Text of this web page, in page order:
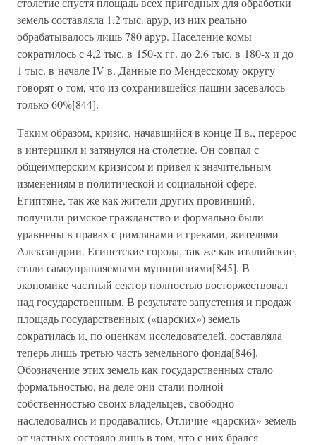
земель составляла 1,2 тыс. арур, из них реально
обрабатывалось лишь 780 арур. Население комы
сократилось с 4,2 тыс. в 150-х гг. до 2,6 тыс. в 180-х и до
1 тыс. в начале IV в. Данные по Мендесскому округу
говорят о том, что из сохранившейся пашни засевалось
только 60%[844].
Таким образом, кризис, начавшийся в конце II в., перерос
в интерцикл и затянулся на столетие. Он совпал с
общеимперским кризисом и привел к значительным
изменениям в политической и социальной сфере.
Египтяне, так же как жители других провинций,
получили римское гражданство и формально были
уравнены в правах с римлянами и греками, жителями
Александрии. Египетские города, так же как италийские,
стали самоуправляемыми муниципиями[845]. В
экономике частный сектор полностью восторжествовал
над государственным. В результате запустения и продаж
площадь государственных («царских») земель
сократилась и, по оценкам исследователей, составляла
теперь лишь третью часть земельного фонда[846].
Обозначение этих земель как государственных стало
формальностью, на деле они стали полной
собственностью своих владельцев, свободно
наследовались и продавались. Отличие «царских» земель
от частных состояло лишь в том, что с них брался